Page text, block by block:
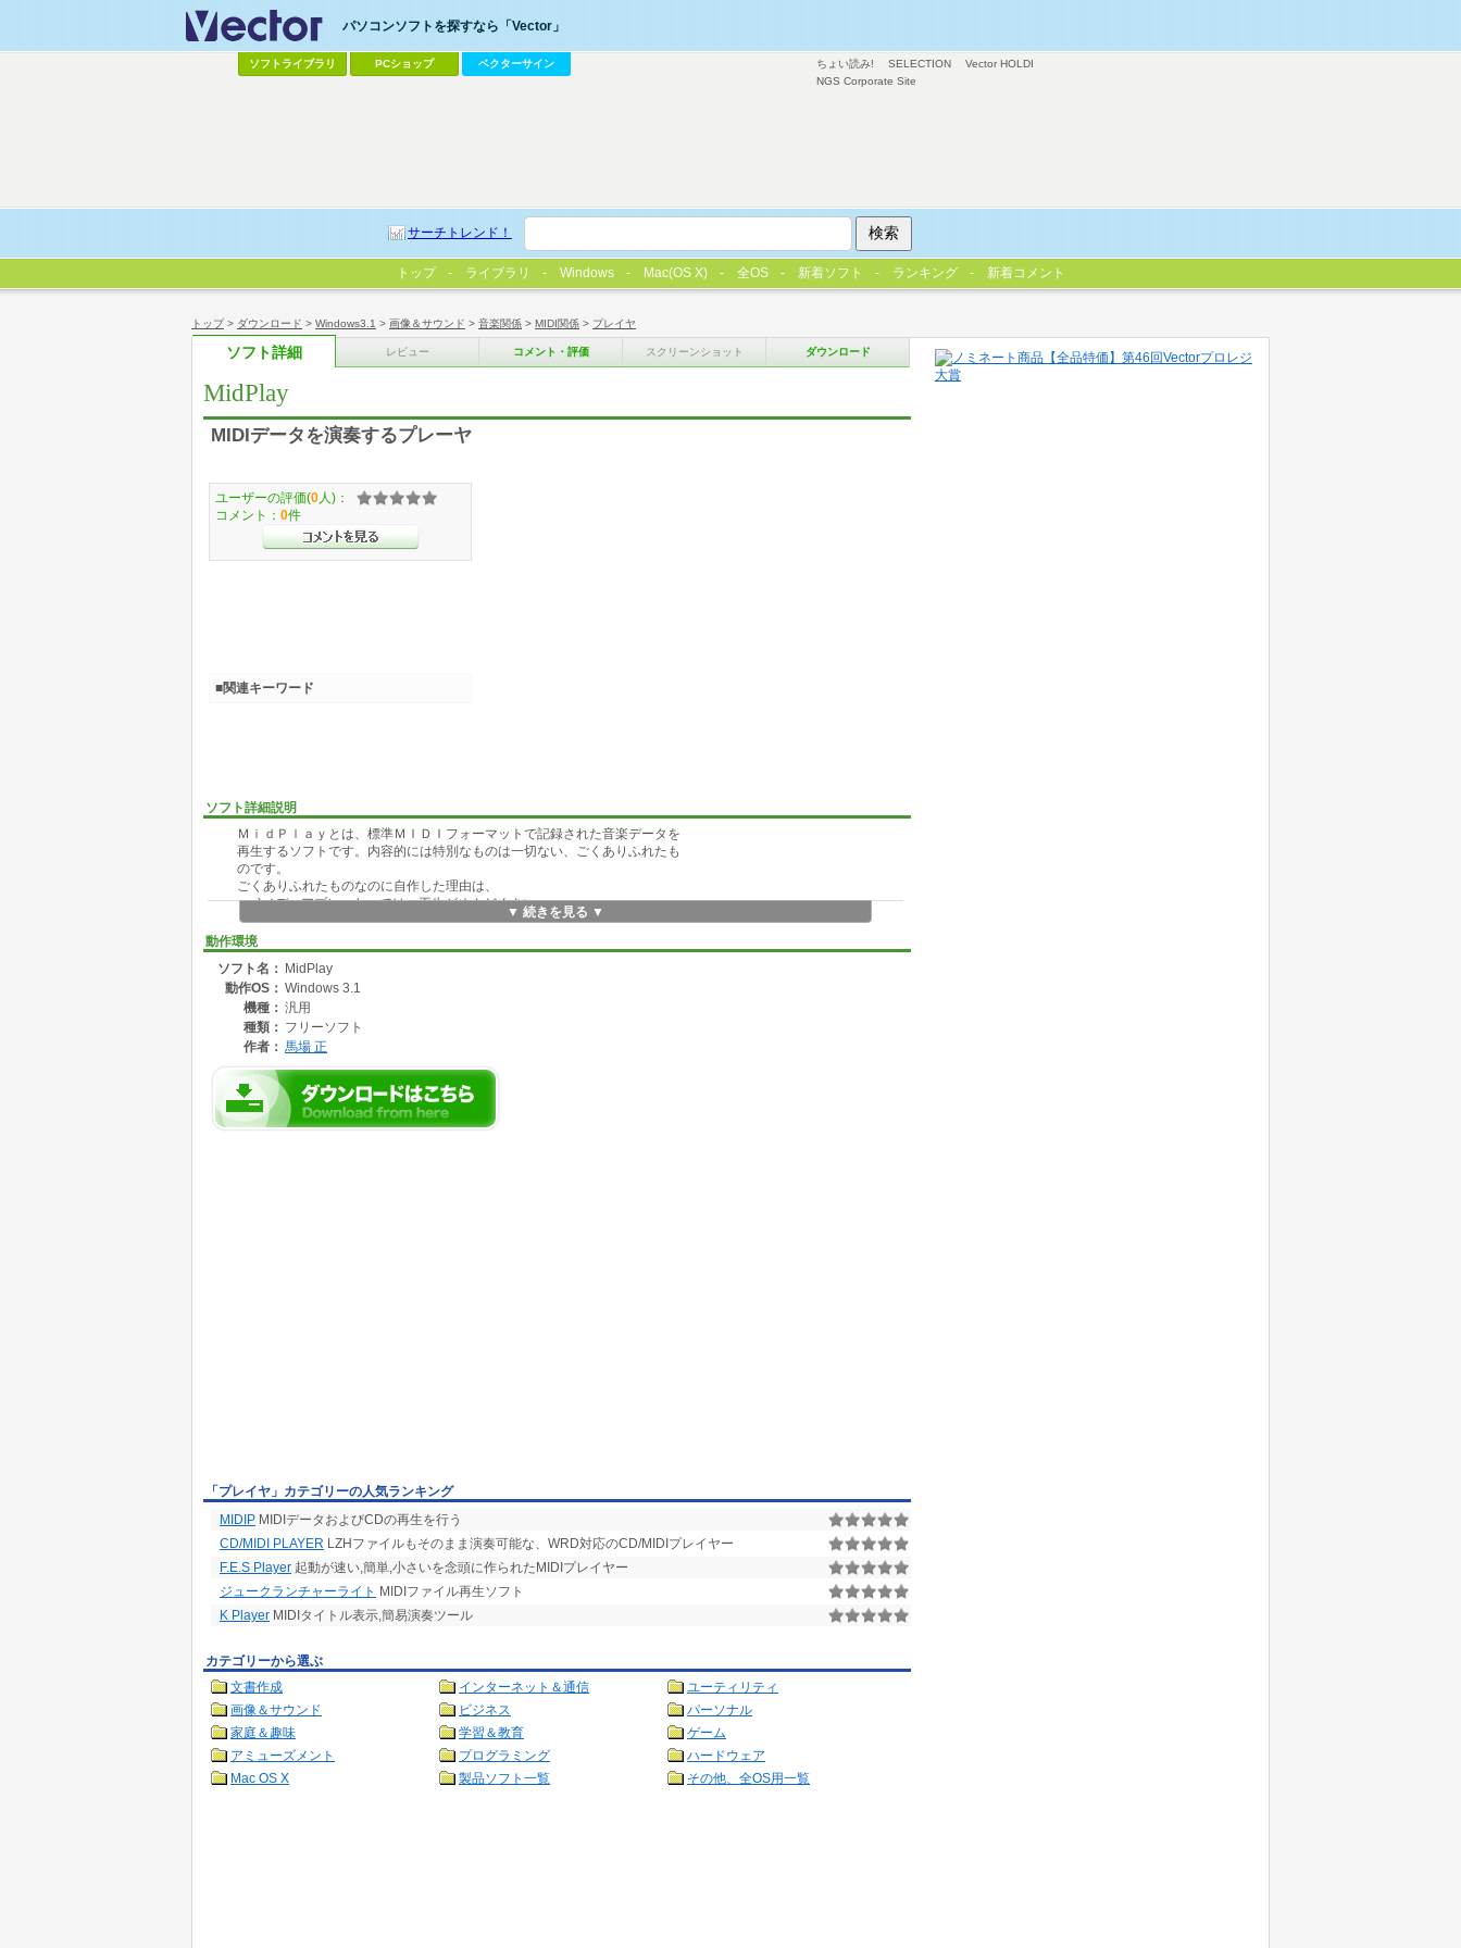
トップ> ダウンロード > Windows3.1 > 画像＆サウンド > 音楽関係 > MIDI関係 > プレイヤ
ソフト詳細 レビュー コメント・評価 スクリーンショット ダウンロード
MidPlay
MIDIデータを演奏するプレーヤ
ソフト詳細説明
ＭｉｄＰｌａｙとは、標準ＭＩＤＩフォーマットで記録された音楽データを
再生するソフトです。内容的には特別なものは一切ない、ごくありふれたも
のです。
ごくありふれたものなのに自作した理由は、
a)メディアプレーヤーでは、再生がめんどくさい
b)メディアプレーヤーでは、連続再生ができない。
c)他のプレーヤーをほとんど持っていない。
d)自分の好みに合わせた再生を行いたい。
e)たくさんの曲を登録したい。
f)自作してみたい。
などの理由から、作成に踏み切りました。
▼ 続きを見る ▼
動作環境
ソフト名： MidPlay
動作OS： Windows 3.1
機種： 汎用
種類： フリーソフト
作者： 馬場 正
ユーザーの評価(0 人)：
コメント： 0件
■関連キーワード
「プレイヤ」カテゴリーの人気ランキング
MIDIP MIDIデータおよびCDの再生を行う
CD/MIDI PLAYER LZHファイルもそのまま演奏可能な、WRD対応のCD/MIDIプレイヤー
F.E.S Player 起動が速い,簡単,小さいを念頭に作られたMIDIプレイヤー
ジュークランチャーライト MIDIファイル再生ソフト
K Player MIDIタイトル表示,簡易演奏ツール
カテゴリーから選ぶ
文書作成
インターネット＆通信
ユーティリティ
画像＆サウンド
ビジネス
パーソナル
家庭＆趣味
学習＆教育
ゲーム
アミューズメント
プログラミング
ハードウェア
Mac OS X
製品ソフト一覧 その他、全OS用一覧
ちょい読み! SELECTION
Vector HOLDI
NGS Corporate Site
パソコンソフトを探すなら「Vector」
ソフトライブラリ PCショップ ベクターサイン
サーチトレンド！
トップ ライブラリ Windows Mac(OS X) 全OS 新着ソフト ランキング 新着コメント